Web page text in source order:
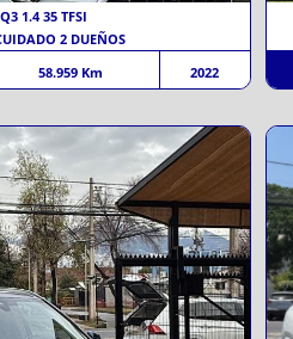
1.4 35 TFSI
2 DUEÑOS
58.959 Km 2022